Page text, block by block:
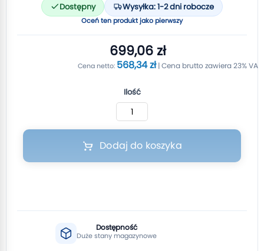
Dostępny Wysyłka: 1-2 dni robocze
Oceń ten produkt jako pierwszy
699,06 zł
568,34 zł
Ilość
Dodaj do koszyka
Dostępność
Duże stany magazynowe